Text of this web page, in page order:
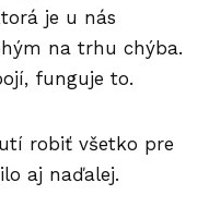
je u nás
na trhu chýba.
funguje to.
robiť všetko pre
aj naďalej.